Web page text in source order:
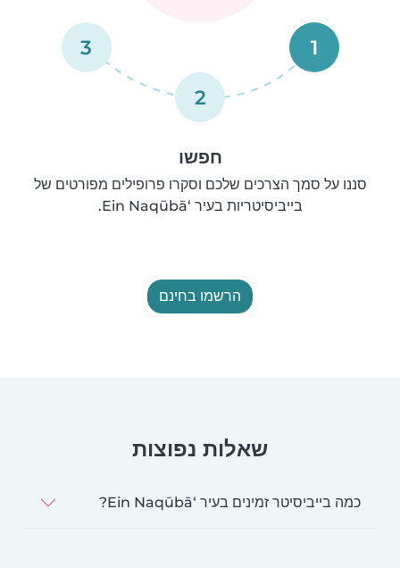
1
2
3
חפשו
סננו על סמך הצרכים שלכם וסקרו פרופילים מפורטים של
בייביסיטריות בעיר ‘Ein Naqūbā.
הרשמו בחינם
שאלות נפוצות
כמה בייביסיטר זמינים בעיר ‘Ein Naqūbā?